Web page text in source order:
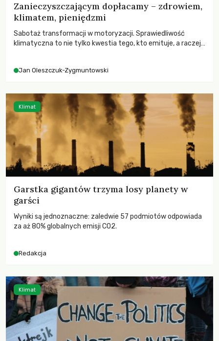
Zanieczyszczającym dopłacamy – zdrowiem,
klimatem, pieniędzmi
Sabotaż transformacji w motoryzacji. Sprawiedliwość
klimatyczna to nie tylko kwestia tego, kto emituje, a raczej
Jan Oleszczuk-Zygmuntowski
Garstka gigantów trzyma losy planety w
garści
Wyniki są jednoznaczne: zaledwie 57 podmiotów odpowiada
za aż 80% globalnych emisji CO2.
Redakcja
Klimat
Klimat